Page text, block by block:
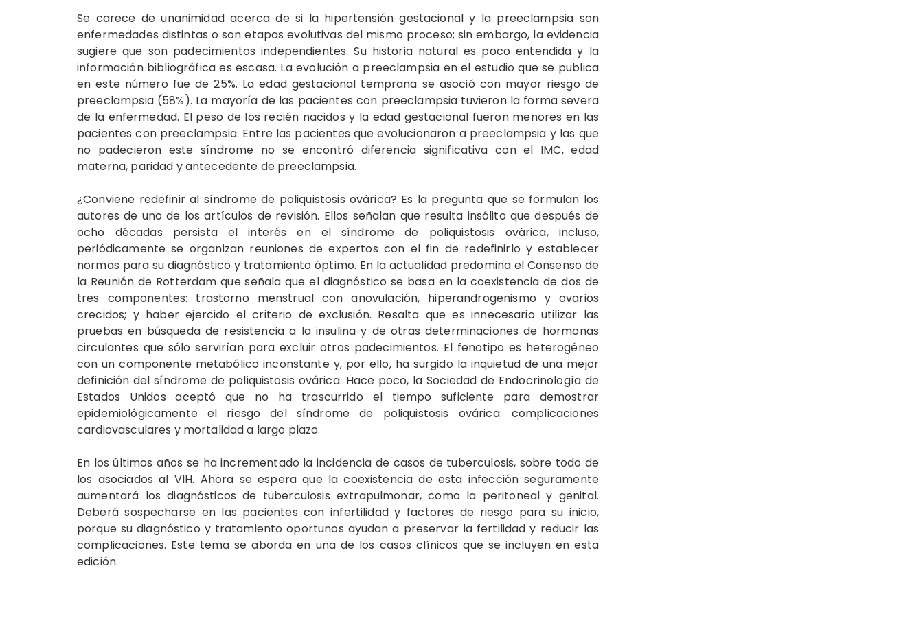
Se carece de unanimidad acerca de si la hipertensión gestacional y la preeclampsia son
enfermedades distintas o son etapas evolutivas del mismo proceso; sin embargo, la evidencia
sugiere que son padecimientos independientes. Su historia natural es poco entendida y la
información bibliográfica es escasa. La evolución a preeclampsia en el estudio que se publica
en este número fue de 25%. La edad gestacional temprana se asoció con mayor riesgo de
preeclampsia (58%). La mayoría de las pacientes con preeclampsia tuvieron la forma severa
de la enfermedad. El peso de los recién nacidos y la edad gestacional fueron menores en las
pacientes con preeclampsia. Entre las pacientes que evolucionaron a preeclampsia y las que
no padecieron este síndrome no se encontró diferencia significativa con el IMC, edad
materna, paridad y antecedente de preeclampsia.
¿Conviene redefinir al síndrome de poliquistosis ovárica? Es la pregunta que se formulan los
autores de uno de los artículos de revisión. Ellos señalan que resulta insólito que después de
ocho décadas persista el interés en el síndrome de poliquistosis ovárica, incluso,
periódicamente se organizan reuniones de expertos con el fin de redefinirlo y establecer
normas para su diagnóstico y tratamiento óptimo. En la actualidad predomina el Consenso de
la Reunión de Rotterdam que señala que el diagnóstico se basa en la coexistencia de dos de
tres componentes: trastorno menstrual con anovulación, hiperandrogenismo y ovarios
crecidos; y haber ejercido el criterio de exclusión. Resalta que es innecesario utilizar las
pruebas en búsqueda de resistencia a la insulina y de otras determinaciones de hormonas
circulantes que sólo servirían para excluir otros padecimientos. El fenotipo es heterogéneo
con un componente metabólico inconstante y, por ello, ha surgido la inquietud de una mejor
definición del síndrome de poliquistosis ovárica. Hace poco, la Sociedad de Endocrinología de
Estados Unidos aceptó que no ha trascurrido el tiempo suficiente para demostrar
epidemiológicamente el riesgo del síndrome de poliquistosis ovárica: complicaciones
cardiovasculares y mortalidad a largo plazo.
En los últimos años se ha incrementado la incidencia de casos de tuberculosis, sobre todo de
los asociados al VIH. Ahora se espera que la coexistencia de esta infección seguramente
aumentará los diagnósticos de tuberculosis extrapulmonar, como la peritoneal y genital.
Deberá sospecharse en las pacientes con infertilidad y factores de riesgo para su inicio,
porque su diagnóstico y tratamiento oportunos ayudan a preservar la fertilidad y reducir las
complicaciones. Este tema se aborda en una de los casos clínicos que se incluyen en esta
edición.